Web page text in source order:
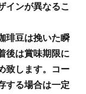
インが異なるこ
琲豆は挽いた瞬
後は賞味期限に
致します。コー
する場合は一定